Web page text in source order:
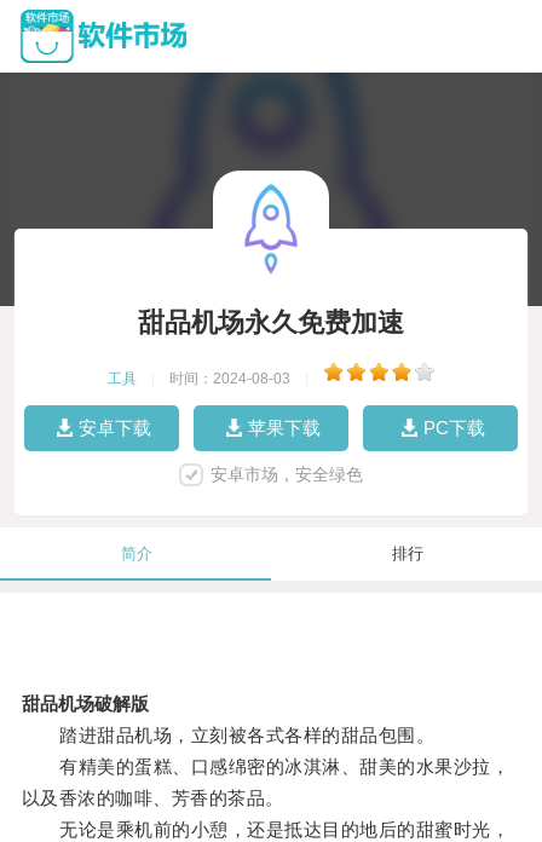
甜品机场永久免费加速
工具 时间：2024-08-03
安卓下载 苹果下载 PC下载
安卓市场，安全绿色
简介 排行
甜品机场破解版
踏进甜品机场，立刻被各式各样的甜品包围。
有精美的蛋糕、口感绵密的冰淇淋、甜美的水果沙拉，
以及香浓的咖啡、芳香的茶品。
无论是乘机前的小憩，还是抵达目的地后的甜蜜时光，